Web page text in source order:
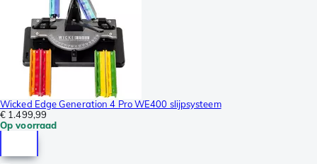
Wicked Edge Generation 4 Pro WE400 slijpsysteem
€ 1.499,99
Op voorraad